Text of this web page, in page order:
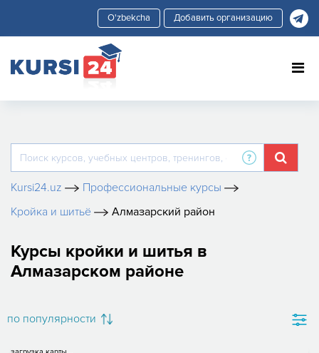
Добавить организацию
Kursi24.uz
Профессиональные курсы
Кройка и шитьё
Алмазарский район
Курсы кройки и шитья в
Алмазарском районе
по популярности